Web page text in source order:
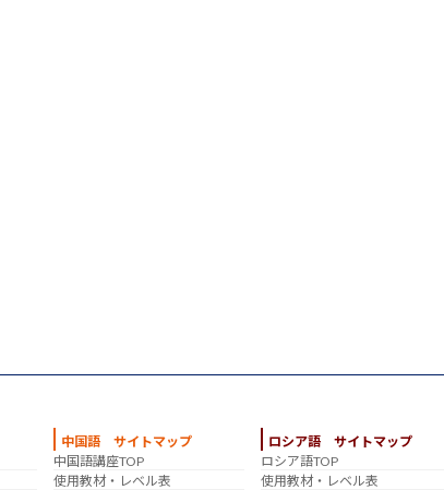
中国語 サイトマップ
中国語講座TOP
使用教材・レベル表
ロシア語 サイトマップ
ロシア語TOP
使用教材・レベル表